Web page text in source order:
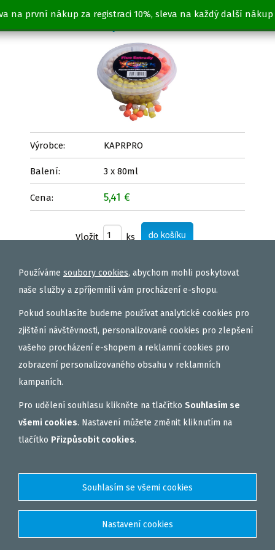
na první nákup za registraci 10%, sleva na každý další nákup
Fluo extrudy - ČESNEK 3x80ml
Výrobce: KAPRPRO
Balení: 3 x 80ml
Cena: 5,41 €
Vložit ks
Používáme soubory cookies, abychom mohli poskytovat
naše služby a zpříjemnili vám procházení e-shopu.
Pokud souhlasíte budeme používat analytické cookies pro
zjištění návštěvnosti, personalizované cookies pro zlepšení
vašeho procházení e-shopem a reklamní cookies pro
zobrazení personalizovaného obsahu v reklamních
kampaních.
Pro udělení souhlasu klikněte na tlačítko Souhlasím se
všemi cookies. Nastavení můžete změnit kliknutím na
tlačítko Přizpůsobit cookies.